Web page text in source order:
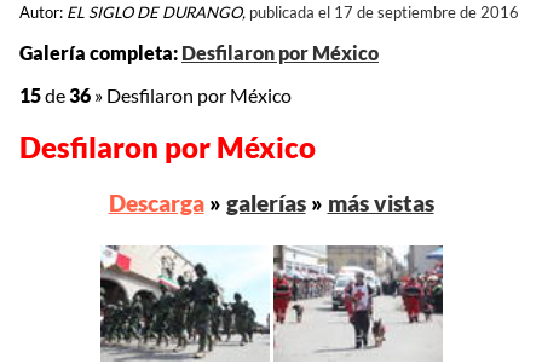
Autor: EL SIGLO DE DURANGO, publicada el 17 de septiembre de 2016
Galería completa: Desfilaron por México
15de36 » Desfilaron por México
Desfilaron por México
Descarga» galerías» más vistas